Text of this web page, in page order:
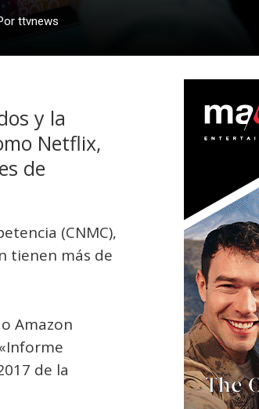
ttvnews
y la
Netflix,
de
(CNMC),
tienen más de
Amazon
de la